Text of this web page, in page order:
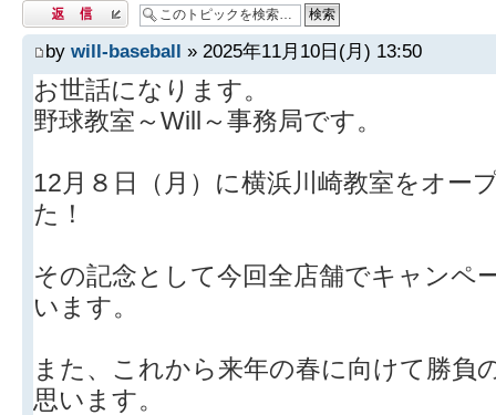
返信する
by will-baseball » 2025年11月10日(月) 13:50
お世話になります。
野球教室～Will～事務局です。
12月８日（月）に横浜川崎教室をオー
た！
その記念として今回全店舗でキャンペ
います。
また、これから来年の春に向けて勝負
思います。